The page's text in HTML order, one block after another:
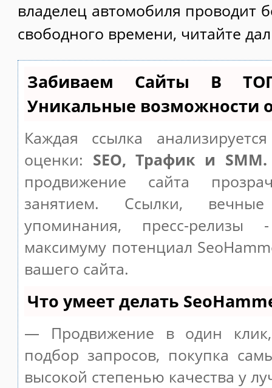
владелец автомобиля проводит
свободного времени, читайте
Забиваем Сайты В
Уникальные возможности
Каждая ссылка
оценки: SEO, Трафик и SMM.
продвижение сайта
занятием. Ссылки,
упоминания, пресс-релизы
максимуму потенциал
вашего сайта.
Что умеет делать
— Продвижение в один клик,
подбор запросов, покупка
высокой степенью качества у